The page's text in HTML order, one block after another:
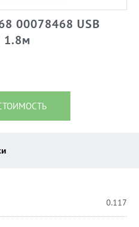
00078468 USB
1.8м
0.117